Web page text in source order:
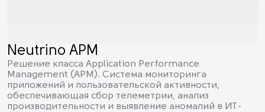
Neutrino APM
Решение класса Application Performance
Management (APM). Система мониторинга
приложений и пользовательской активности,
обеспечивающая сбор телеметрии, анализ
производительности и выявление аномалий в ИТ-